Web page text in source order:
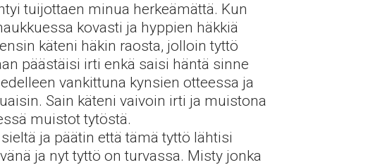
tuijottaen minua herkeämättä. Kun
kovasti ja hyppien häkkiä
käteni häkin raosta, jolloin tyttö
päästäisi irti enkä saisi häntä sinne
vankittuna kynsien otteessa ja
Sain käteni vaivoin irti ja muistona
muistot tytöstä.
ja päätin että tämä tyttö lähtisi
ja nyt tyttö on turvassa. Misty jonka